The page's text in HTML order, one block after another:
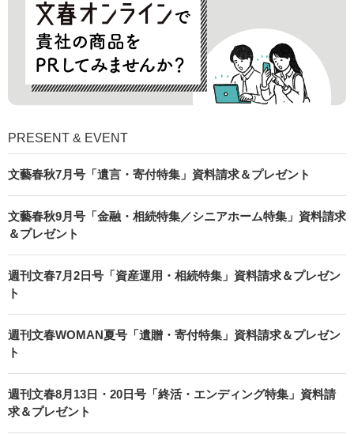
PRESENT & EVENT
文藝春秋7月号「遺言・寄付特集」資料請求＆プレゼント
文藝春秋9月号「金融・相続特集／シニアホーム特集」資料請求
＆プレゼント
週刊文春7月2日号「資産運用・相続特集」資料請求＆プレゼン
ト
週刊文春WOMAN夏号「遺贈・寄付特集」資料請求＆プレゼン
ト
週刊文春8月13日・20日号「終活・エンディング特集」資料請
求＆プレゼント